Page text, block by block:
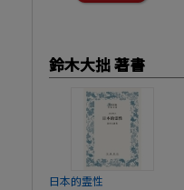
鈴木大拙 著書
日本的霊性